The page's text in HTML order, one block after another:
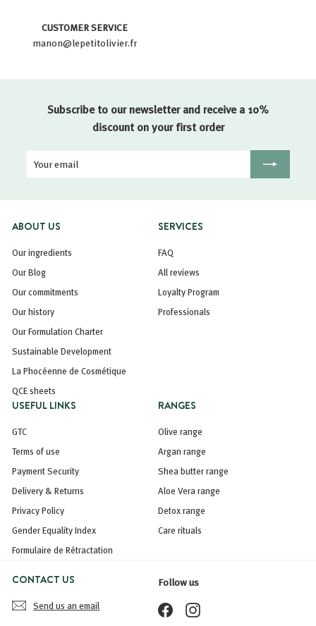
CUSTOMER SERVICE
manon@lepetitolivier.fr
Subscribe to our newsletter and receive a 10%
discount on your first order
Your
Registration
ABOUT US
Our ingredients
Our Blog
Our commitments
Our history
Our Formulation Charter
Sustainable Development
La Phocéenne de Cosmétique
QCE sheets
SERVICES
FAQ
All reviews
Loyalty Program
Professionals
USEFUL LINKS
GTC
Terms of use
Payment Security
Delivery & Returns
Privacy Policy
Gender Equality Index
Formulaire de Rétractation
RANGES
Olive range
Argan range
Shea butter range
Aloe Vera range
Detox range
Care rituals
CONTACT US
Send us an email
Follow us
FacebookInstagram